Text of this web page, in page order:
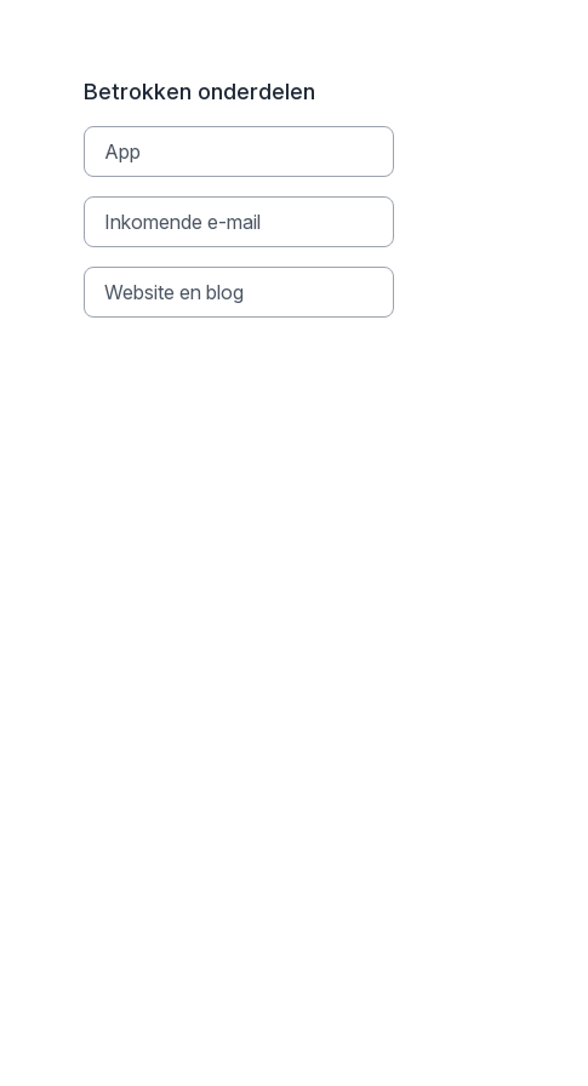
Betrokken onderdelen
App
Inkomende e-mail
Website en blog